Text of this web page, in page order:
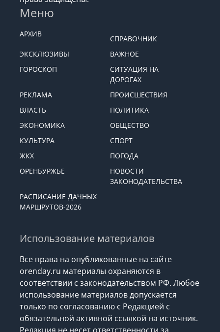
Меню
АРХИВ
СПРАВОЧНИК
ЭКСКЛЮЗИВЫ
ВАЖНОЕ
ГОРОСКОП
СИТУАЦИЯ НА
ДОРОГАХ
РЕКЛАМА
ПРОИСШЕСТВИЯ
ВЛАСТЬ
ПОЛИТИКА
ЭКОНОМИКА
ОБЩЕСТВО
КУЛЬТУРА
СПОРТ
ЖКХ
ПОГОДА
ОРЕНБУРЖЬЕ
НОВОСТИ
ЗАКОНОДАТЕЛЬСТВА
РАСПИСАНИЕ ДАЧНЫХ
МАРШРУТОВ-2026
Использование материалов
Все права на опубликованные на сайте
orenday.ru материалы охраняются в
соответствии с законодательством РФ. Любое
использование материалов допускается
только по согласованию с Редакцией с
обязательной активной ссылкой на источник.